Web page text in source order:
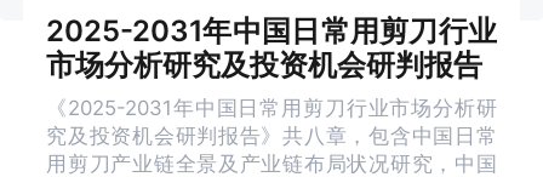
2025-2031年中国日常用剪刀行业
市场分析研究及投资机会研判报告
《2025-2031年中国日常用剪刀行业市场分析研
究及投资机会研判报告》共八章，包含中国日常
用剪刀产业链全景及产业链布局状况研究，中国